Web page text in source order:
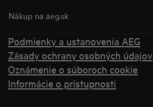
Nákup na aeg.sk
Podmienky a ustanovenia AEG
Zásady ochrany osobných údajov
Oznámenie o súboroch cookie
Informácie o prístupnosti